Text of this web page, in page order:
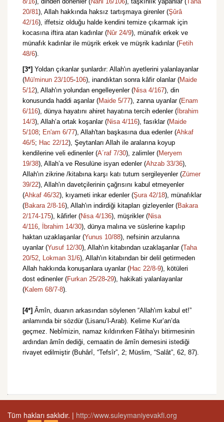
20/81), Allah hakkında haksız tartışmaya girenler (Şûrâ
42/16), iffetsiz olduğu halde kendini temize çıkarmak için
kocasına iftira atan kadınlar (Nûr 24/9), münafık erkek ve
münafık kadınlar ile müşrik erkek ve müşrik kadınlar (Fetih
48/6).
[3*] Yoldan çıkanlar şunlardır: Allah'ın ayetlerini yalanlayanlar
(Mü'minun 23/105-106), inandıktan sonra kâfir olanlar (Maide
5/12), Allah'ın yolundan engelleyenler (Nisa 4/167), din
konusunda haddi aşanlar (Maide 5/77), zanna uyanlar (Enam
6/116), dünya hayatını ahiret hayatına tercih edenler ( İbrahim
14/3), Allah’a ortak koşanlar (Nisa 4/116), fasıklar (Maide
5/108; En'am 6/77), Allah'tan başkasına dua edenler (Ahkaf
46/5; Hac 22/12), Şeytanları Allah ile aralarına koyup
kendilerine veli edinenler (A´raf 7/30), zalimler (Meryem
19/38), Allah’a ve Resulüne isyan edenler (Ahzab 33/36),
Allah'ın zikrine /kitabına karşı katı tutum sergileyenler (Zümer
39/22), Allah'ın davetçilerinin çağrısını kabul etmeyenler
(Ahkaf 46/32), kıyameti inkar edenler (Şura 42/18), münafıklar
(Bakara 2/8-16), Allah'ın indirdiği kitapları gizleyenler (Bakara
2/174-175), kâfirler (Nisa 4/136), müşrikler (Nisa
4/116, İbrahim 14/30), dünya malına ve süslerine kapılıp
haktan uzaklaşanlar (Yunus 10/88), nefsinin arzularına
uyanlar (Yusuf 12/30), Allah'ın kitabından uzaklaşanlar (Taha
20/52, Lokman 31/6), Allah'ın kitabından bir delil getirmeden
Allah hakkında konuşanlara uyanlar (Hac 22/8-9), kötüleri
dost edinenler (Furkan 25/28-29), hakikati yalanlayanlar
(Kalem 68/7-8).
[4*] Âmîn, duanın arkasından söylenen “Allah'ım kabul et!”
anlamında bir sözdür (Lisanu’l-Arab). Kelime Kur’an’da
geçmez. Nebîmizin, namaz kıldırırken Fâtiha'yı bitirmesinin
ardından âmîn dediği, cemaatin de âmîn demesini istediği
rivayet edilmiştir (Buhârî, “Tefsîr”, 2; Müslim, “Salât”, 62, 87).
Tüm hakları saklıdır. | http://www.suleymaniyevakfi.org